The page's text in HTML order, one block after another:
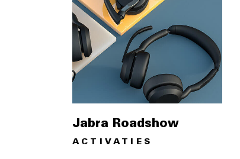
Jabra Roadshow
ACTIVATIES